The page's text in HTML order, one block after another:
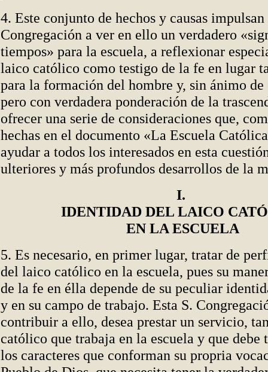
4. Este conjunto de hechos y causas impulsan
Congregación a ver en ello un verdadero
tiempos» para la escuela, a reflexionar
laico católico como testigo de la fe en lugar
para la formación del hombre y, sin ánimo
pero con verdadera ponderación de la
ofrecer una serie de consideraciones que,
hechas en el documento «La Escuela
ayudar a todos los interesados en esta
ulteriores y más profundos desarrollos de la
I.
IDENTIDAD DEL LAICO
EN LA ESCUELA
5. Es necesario, en primer lugar, tratar de
del laico católico en la escuela, pues su
de la fe en élla depende de su peculiar
y en su campo de trabajo. Esta S.
contribuir a ello, desea prestar un servicio,
católico que trabaja en la escuela y que debe
los caracteres que conforman su propria